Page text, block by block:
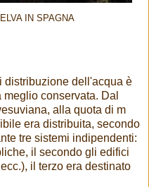
IN SPAGNA
distribuzione dell'acqua è
conservata. Dal
alla quota di m
era distribuita, secondo
tre sistemi indipendenti:
il secondo gli edifici
il terzo era destinato